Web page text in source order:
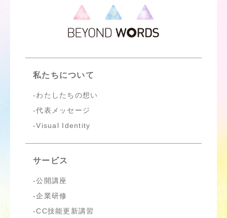
私たちについて
わたしたちの想い
代表メッセージ
Visual Identity
サービス
公開講座
企業研修
CC技能更新講習